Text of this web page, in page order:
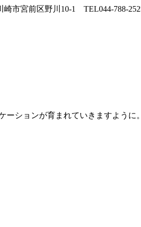
ションが育まれていきますように。